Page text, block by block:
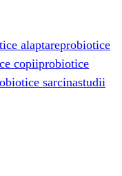
alaptareprobiotice
copiiprobiotice
sarcinastudii